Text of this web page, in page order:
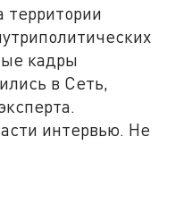
территории
кадры
в Сеть,
интервью. Не